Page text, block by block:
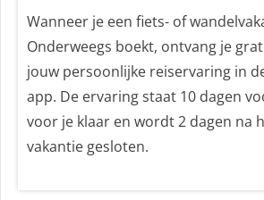
Wanneer je een fiets- of
Onderweegs boekt, ontvang je
jouw persoonlijke reiservaring in
app. De ervaring staat 10 dagen
voor je klaar en wordt 2 dagen na
vakantie gesloten.